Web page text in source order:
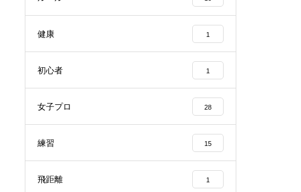
健康 1
初心者 1
女子プロ 28
練習 15
飛距離 1